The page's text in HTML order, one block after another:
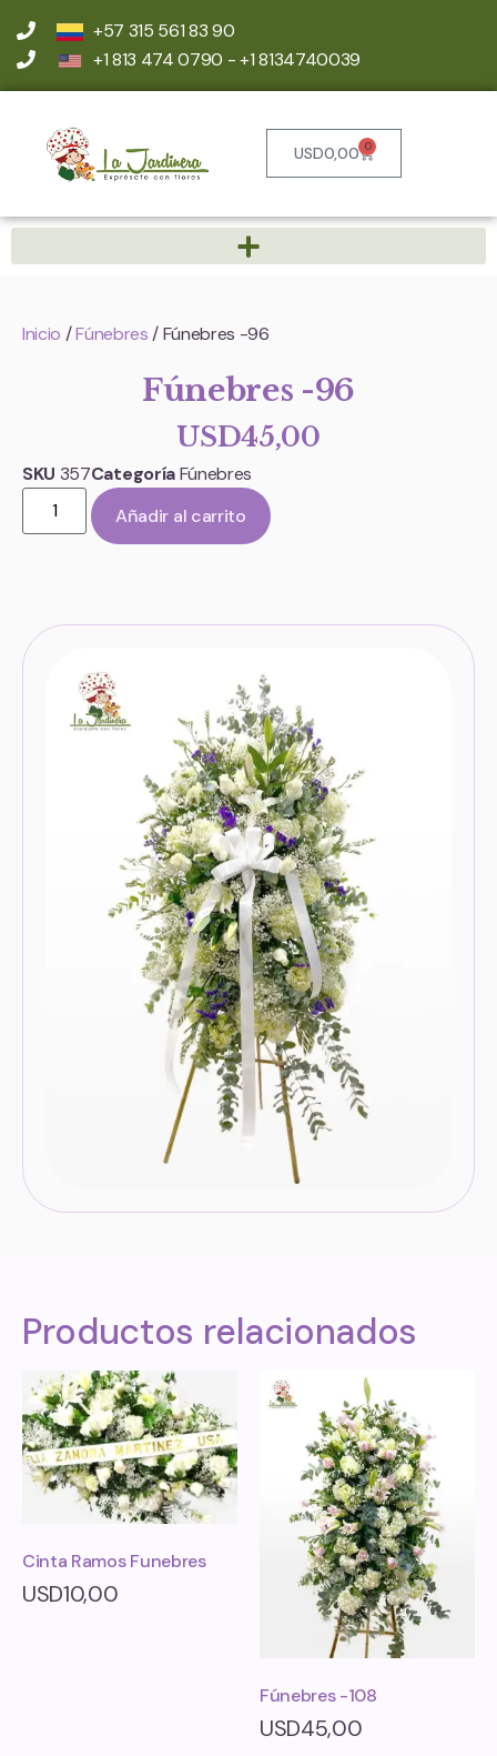
+57 315 561 83 90
+1 813 474 0790 - +1 8134740039
USD0,00 0
Inicio /Fúnebres / Fúnebres -96
Fúnebres -96
USD45,00
SKU 357CategoríaFúnebres
Añadir al carrito
Productos relacionados
Cinta Ramos Funebres
USD10,00
Fúnebres -108
USD45,00